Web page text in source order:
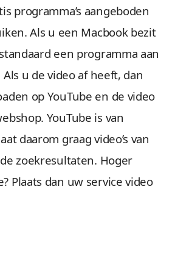
programma’s aangeboden
Als u een Macbook bezit
een programma aan
u de video af heeft, dan
op YouTube en de video
YouTube is van
daarom graag video’s van
zoekresultaten. Hoger
Plaats dan uw service video